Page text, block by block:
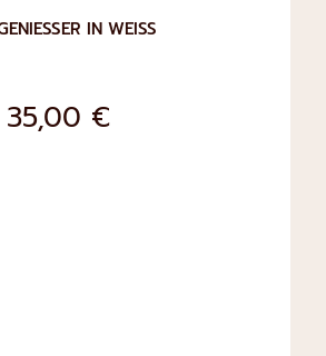
IN WEISS
35,00 €